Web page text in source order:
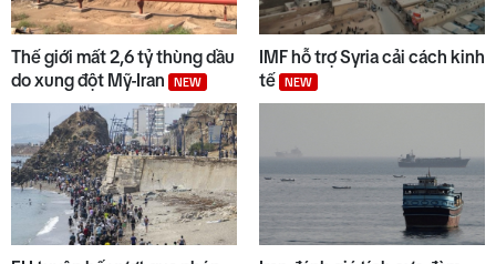
7
Từ 14/8, lưu thông trên cao tốc
Quảng Ngãi - Hoài Nhơn sẽ thu
phí
8
Quyết liệt tháo gỡ các dự án tồn
đọng, kéo dài
Đẩy nhanh tiến độ các dự án
Thế giới mất 2,6 tỷ thùng dầu
do xung đột Mỹ-Iran
NEW
IMF hỗ trợ Syria cải cách kinh
tế
NEW